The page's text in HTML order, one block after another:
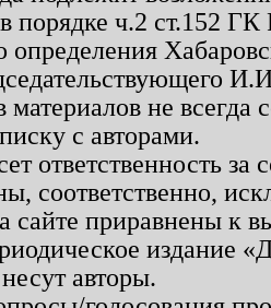
порядке ч.2 ст.152
определения
не
с авторами.
ответственность
соответственно,
сайте приравнены к
издание
авторы.